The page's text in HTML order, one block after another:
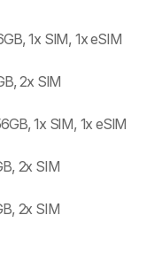
1x SIM, 1x eSIM
2x SIM
1x SIM, 1x eSIM
2x SIM
2x SIM